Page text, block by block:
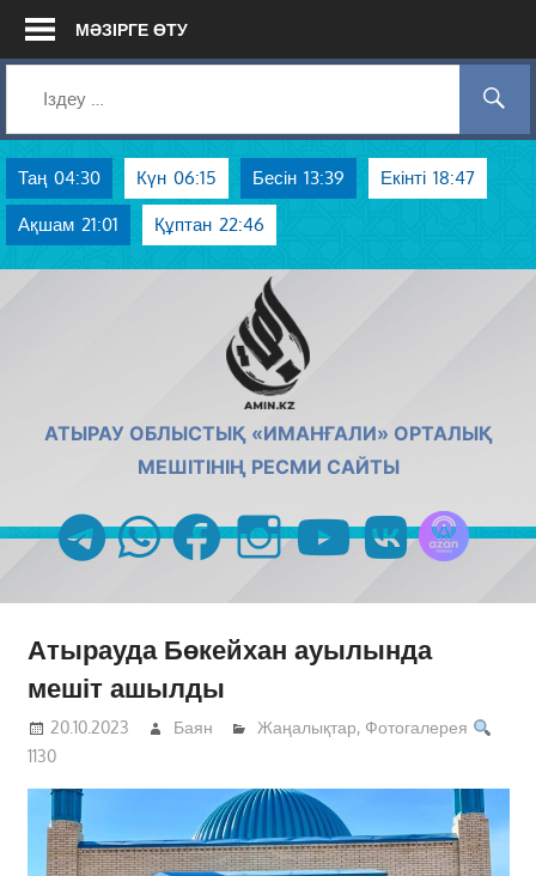
Skip
МӘЗІРГЕ ӨТУ
Таң 04:30 Күн 06:15 Бесін 13:39 Екінті 18:47
Ақшам 21:01 Құптан 22:46
АТЫРАУ ОБЛЫСТЫҚ «ИМАНҒАЛИ» ОРТАЛЫҚ
МЕШІТІНІҢ РЕСМИ САЙТЫ
telegramwhatsappfacebookinstagramyoutubevk
Атырауда Бөкейхан ауылында
мешіт ашылды
20.10.2023 Баян Жаңалықтар, Фотогалерея
1130